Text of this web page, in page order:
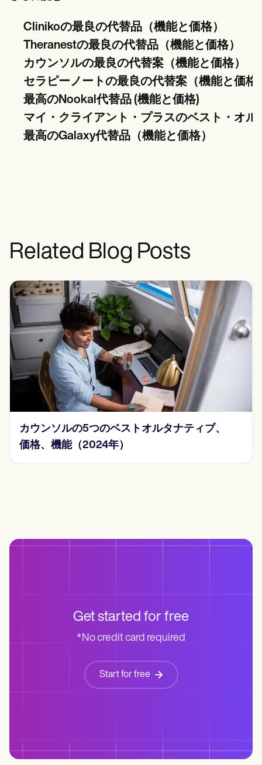
Clinikoの最良の代替品（機能と価格）
Theranestの最良の代替品（機能と価格）
カウンソルの最良の代替案（機能と価格）
セラピーノートの最良の代替案（機能と価格
最高のNookal代替品 (機能と価格)
マイ・クライアント・プラスのベスト・オ
最高のGalaxy代替品（機能と価格）
Related Blog Posts
2024年のソープノートの例15選
Get started for free
*No credit card required
Start for free